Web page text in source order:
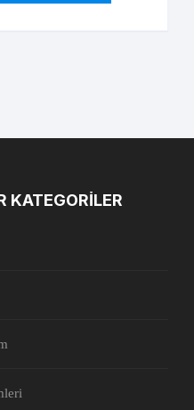
KATEGORILER